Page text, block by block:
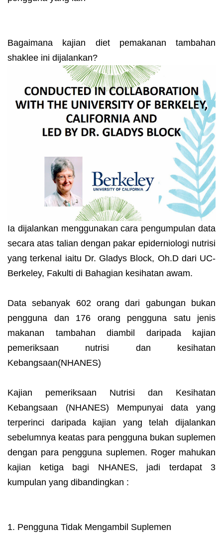
Bagaimana kajian diet pemakanan tambahan
shaklee ini dijalankan?
Ia dijalankan menggunakan cara pengumpulan data
secara atas talian dengan pakar epiderniologi nutrisi
yang terkenal iaitu Dr. Gladys Block, Oh.D dari UC-
Berkeley, Fakulti di Bahagian kesihatan awam.
Data sebanyak 602 orang dari gabungan bukan
pengguna dan 176 orang pengguna satu jenis
makanan tambahan diambil daripada kajian
pemeriksaan nutrisi dan kesihatan
Kebangsaan(NHANES)
Kajian pemeriksaan Nutrisi dan Kesihatan
Kebangsaan (NHANES) Mempunyai data yang
terperinci daripada kajian yang telah dijalankan
sebelumnya keatas para pengguna bukan suplemen
dengan para pengguna suplemen. Roger mahukan
kajian ketiga bagi NHANES, jadi terdapat 3
kumpulan yang dibandingkan :
1. Pengguna Tidak Mengambil Suplemen